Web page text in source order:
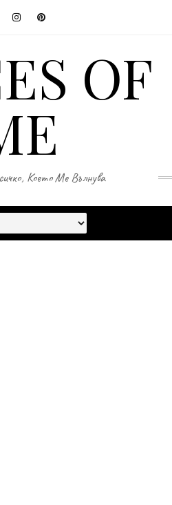
OF
Което Ме Вълнува